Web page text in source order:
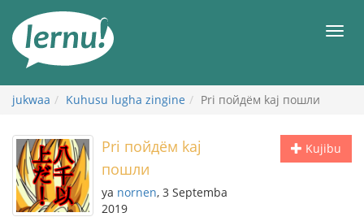
maudhui
jukwaa Kuhusu lugha zingine Pri пойдём kaj пошли
Kujibu
Pri пойдём kaj
пошли
ya nornen, 3 Septemba
2019